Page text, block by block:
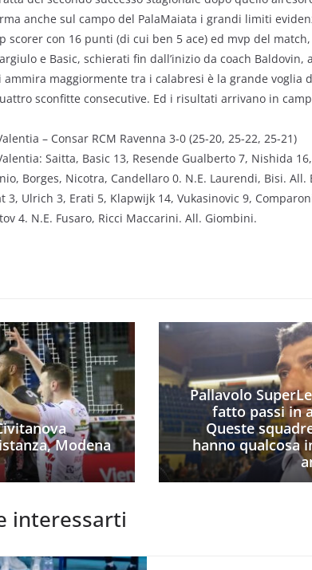
anche sul campo del PalaMaiata i grandi limiti
scorer con 16 punti (di cui ben 5 ace) ed mvp del
e Basic, schierati fin dall’inizio da coach
ammira maggiormente tra i calabresi è la grande voglia
sconfitte consecutive. Ed i risultati arrivano in
– Consar RCM Ravenna 3-0 (25-20, 25-22, 25-21)
Saitta, Basic 13, Resende Gualberto 7, Nishida
Borges, Nicotra, Candellaro 0. N.E. Laurendi, Bisi. All.
3, Ulrich 3, Erati 5, Klapwijk 14, Vukasinovic 9,
4. N.E. Fusaro, Ricci Maccarini. All. Giombini.
Modena
Pallavolo
fatto passi in
Queste
hanno qualcosa
interessarti